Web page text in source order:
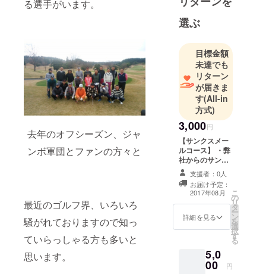
る選手がいます。
去年のオフシーズン、ジャ
ンボ軍団とファンの方々と
最近のゴルフ界、いろいろ
騒がれておりますので知っ
ていらっしゃる方も多いと
思います。
使命だと思
います。
よろしくお
願い致しま
す。
選ぶ
目標金額
未達でも
リターン
が届きま
す(All-in
方式)
3,000円
【サンクスメー
ルコース】 ・弊
社からのサンク
スメール（2017
年8月下旬予定）
・尾崎将司の活
動報告（2017年
12月下旬予定）
支援者：0人
お届け予定：
2017年08月
詳細を見る
こ
の
リ
タ
ー
ン
を
選
択
す
る
5,0
00 円